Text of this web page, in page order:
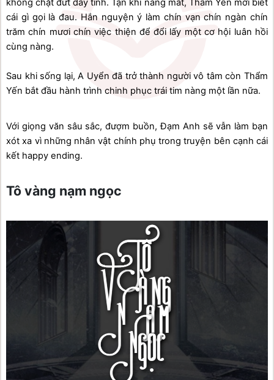
không chặt đứt dây tình. Tận khi nàng mất, Thẩm Yến mới biết
cái gì gọi là đau. Hắn nguyện ý làm chín vạn chín ngàn chín
trăm chín mươi chín việc thiện để đổi lấy một cơ hội luân hồi
cùng nàng.
Sau khi sống lại, A Uyển đã trở thành người vô tâm còn Thẩm
Yến bắt đầu hành trình chinh phục trái tim nàng một lần nữa.
Với giọng văn sâu sắc, đượm buồn, Đạm Anh sẽ vẫn làm bạn
xót xa vì những nhân vật chính phụ trong truyện bên cạnh cái
kết happy ending.
Tô vàng nạm ngọc